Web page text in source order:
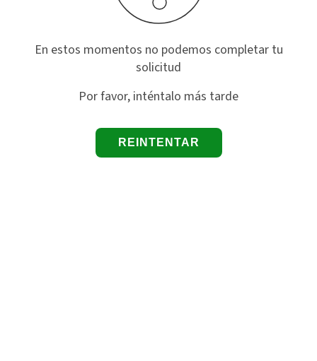
En estos momentos no podemos completar tu
solicitud
Por favor, inténtalo más tarde
REINTENTAR